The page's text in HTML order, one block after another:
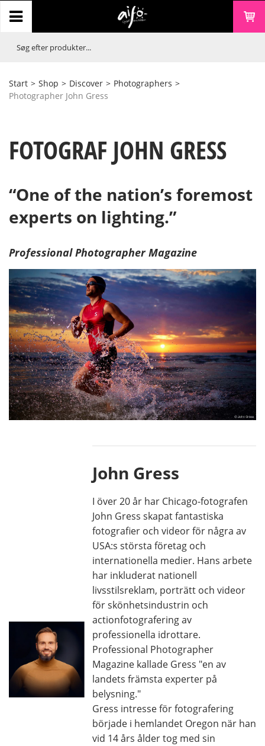
Start > Shop > Discover > Photographers >
Photographer John Gress
FOTOGRAF JOHN GRESS
“One of the nation’s foremost
experts on lighting.”
Professional Photographer Magazine
John Gress
I över 20 år har Chicago-fotografen
John Gress skapat fantastiska
fotografier och videor för några av
USA:s största företag och
internationella medier. Hans arbete
har inkluderat nationell
livsstilsreklam, porträtt och videor
för skönhetsindustrin och
actionfotografering av
professionella idrottare.
Professional Photographer
Magazine kallade Gress "en av
landets främsta experter på
belysning."
Gress intresse för fotografering
började i hemlandet Oregon när han
vid 14 års ålder tog med sin